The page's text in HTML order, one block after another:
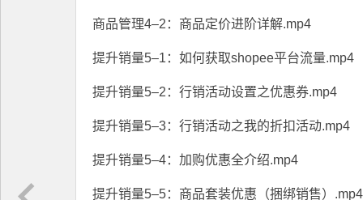
商品管理4–2：商品定价进阶详解.mp4
提升销量5–1：如何获取shopee平台流量.mp4
提升销量5–2：行销活动设置之优惠券.mp4
提升销量5–3：行销活动之我的折扣活动.mp4
提升销量5–4：加购优惠全介绍.mp4
提升销量5–5：商品套装优惠（捆绑销售）.mp4